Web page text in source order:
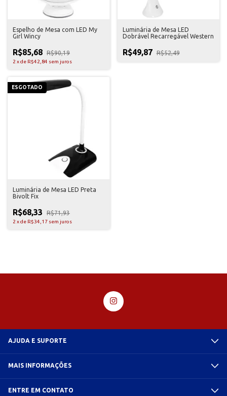
Espelho de Mesa com LED My
Girl Wincy
R$85,68 R$90,19
2 xde R$42,84 sem juros
Luminária de Mesa LED
Dobrável Recarregável Western
R$49,87 R$52,49
ESGOTADO
Luminária de Mesa LED Preta
Bivolt Fix
R$68,33 R$71,93
2 xde R$34,17 sem juros
AJUDA E SUPORTE
MAIS INFORMAÇÕES
ENTRE EM CONTATO